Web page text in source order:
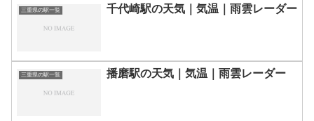
三重県の駅一覧 千代崎駅の天気｜気温｜雨雲レーダー
三重県の駅一覧 播磨駅の天気｜気温｜雨雲レーダー